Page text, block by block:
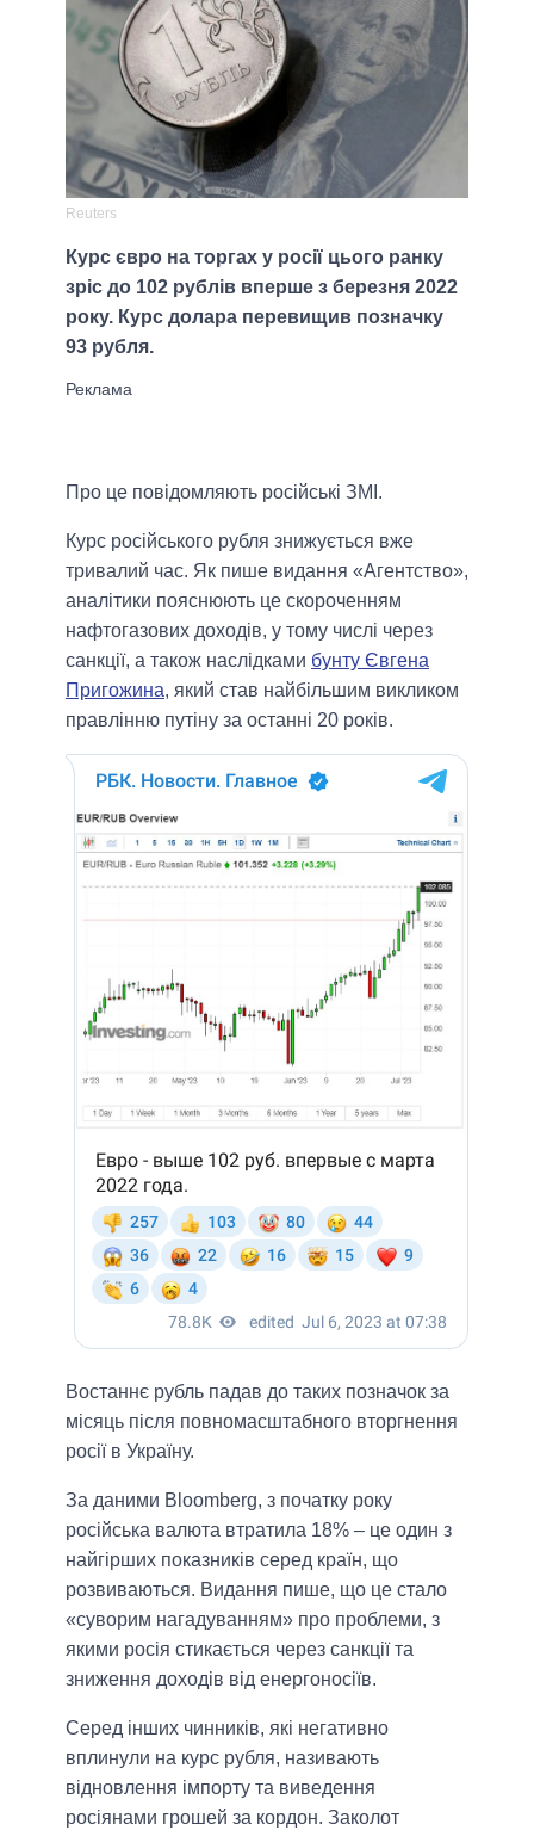
Reuters
Курс євро на торгах у росії цього ранку
зріс до 102 рублів вперше з березня 2022
року. Курс долара перевищив позначку
93 рубля.
Про це повідомляють російські ЗМІ.
Курс російського рубля знижується вже
тривалий час. Як пише видання «Агентство»,
аналітики пояснюють це скороченням
нафтогазових доходів, у тому числі через
санкції, а також наслідками бунту Євгена
Пригожина, який став найбільшим викликом
правлінню путіну за останні 20 років.
Востаннє рубль падав до таких позначок за
місяць після повномасштабного вторгнення
росії в Україну.
За даними Bloomberg, з початку року
російська валюта втратила 18% – це один з
найгірших показників серед країн, що
розвиваються. Видання пише, що це стало
«суворим нагадуванням» про проблеми, з
якими росія стикається через санкції та
зниження доходів від енергоносіїв.
Серед інших чинників, які негативно
вплинули на курс рубля, називають
відновлення імпорту та виведення
росіянами грошей за кордон. Заколот